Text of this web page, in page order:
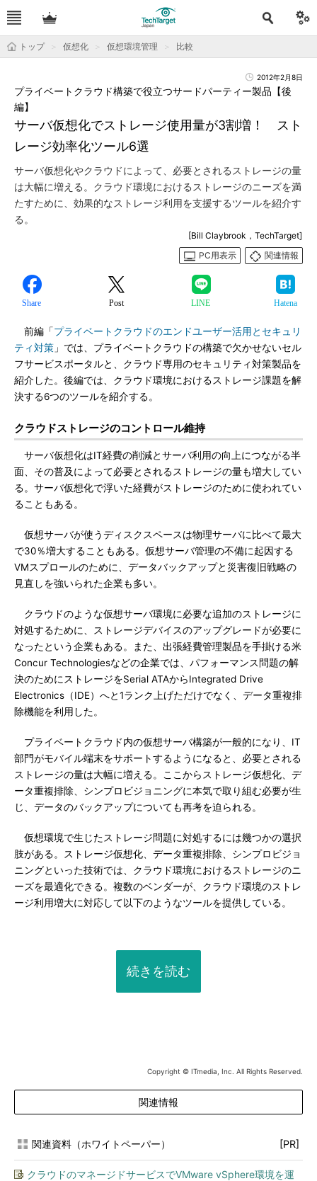
トップ 仮想化 仮想環境管理 比較
2012年2月8日
サーバ仮想化でストレージ使用量が3割増！ スト
レージ効率化ツール6選
プライベートクラウド構築で役立つサードパーティー製品【後
編】
サーバ仮想化やクラウドによって、必要とされるストレージの量
は大幅に増える。クラウド環境におけるストレージのニーズを満
たすために、効果的なストレージ利用を支援するツールを紹介す
る。
[Bill Claybrook，TechTarget]
PC用表示
関連情報
Share Post LINE Hatena
前編「プライベートクラウドのエンドユーザー活用とセキュリ
ティ対策 」では、プライベートクラウドの構築で欠かせないセル
フサービスポータルと、クラウド専用のセキュリティ対策製品を
紹介した。後編では、クラウド環境におけるストレージ課題を解
決する6つのツールを紹介する。
クラウドストレージのコントロール維持
サーバ仮想化はIT経費の削減とサーバ利用の向上につながる半
面、その普及によって必要とされるストレージの量も増大してい
る。サーバ仮想化で浮いた経費がストレージのために使われてい
ることもある。
仮想サーバが使うディスクスペースは物理サーバに比べて最大
で30％増大することもある。仮想サーバ管理の不備に起因する
VMスプロールのために、データバックアップと災害復旧戦略の
見直しを強いられた企業も多い。
クラウドのような仮想サーバ環境に必要な追加のストレージに
対処するために、ストレージデバイスのアップグレードが必要に
なったという企業もある。また、出張経費管理製品を手掛ける米
Concur Technologiesなどの企業では、パフォーマンス問題の解
決のためにストレージをSerial ATAからIntegrated Drive
Electronics（IDE）へと1ランク上げただけでなく、データ重複排
除機能を利用した。
プライベートクラウド内の仮想サーバ構築が一般的になり、IT
部門がモバイル端末をサポートするようになると、必要とされる
ストレージの量は大幅に増える。ここからストレージ仮想化、デ
ータ重複排除、シンプロビジョニングに本気で取り組む必要が生
じ、データのバックアップについても再考を迫られる。
仮想環境で生じたストレージ問題に対処するには幾つかの選択
肢がある。ストレージ仮想化、データ重複排除、シンプロビジョ
ニングといった技術では、クラウド環境におけるストレージのニ
ーズを最適化できる。複数のベンダーが、クラウド環境のストレ
ージ利用増大に対応して以下のようなツールを提供している。
続きを読む
Copyright © ITmedia, Inc. All Rights Reserved.
関連情報
関連資料（ホワイトペーパー） [PR]
クラウドのマネージドサービスでVMware vSphere環境を運